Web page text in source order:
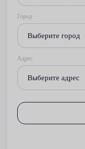
Город
Выберите город
Адрес
Выберите адрес